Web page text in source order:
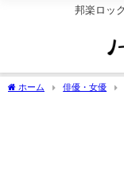
邦楽ロッ
ホーム 俳優・女優